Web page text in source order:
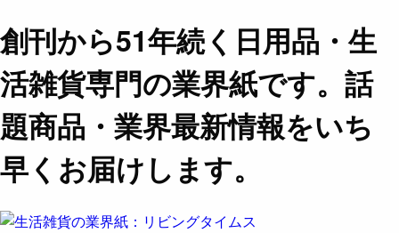
創刊から51年続く日用品・生
活雑貨専門の業界紙です。話
題商品・業界最新情報をいち
早くお届けします。